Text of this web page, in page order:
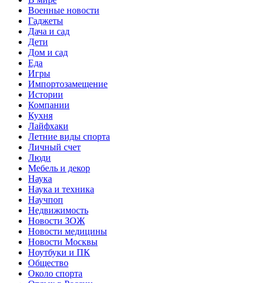
Военные новости
Гаджеты
Дача и сад
Дети
Дом и сад
Еда
Игры
Импортозамещение
Истории
Компании
Кухня
Лайфхаки
Летние виды спорта
Личный счет
Люди
Мебель и декор
Наука
Наука и техника
Научпоп
Недвижимость
Новости ЗОЖ
Новости медицины
Новости Москвы
Ноутбуки и ПК
Общество
Около спорта